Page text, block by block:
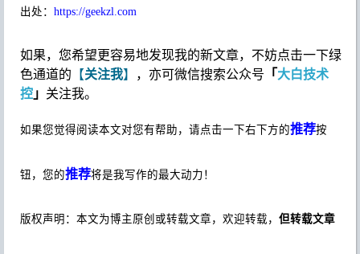
出处： https://geekzl.com
如果，您希望更容易地发现我的新文章，不妨点击一下绿
色通道的 【关注我】 ，亦可微信搜索公众号 「大白技术
控」 关注我。
如果您觉得阅读本文对您有帮助，请点击一下右下方的推荐按
钮，您的推荐将是我写作的最大动力！
版权声明：本文为博主原创或转载文章，欢迎转载， 但转载文章